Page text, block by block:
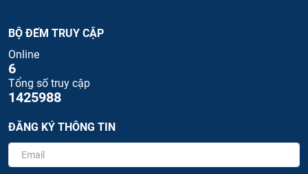
BỘ ĐẾM TRUY CẬP
Online
6
Tổng số truy cập
1425988
ĐĂNG KÝ THÔNG TIN